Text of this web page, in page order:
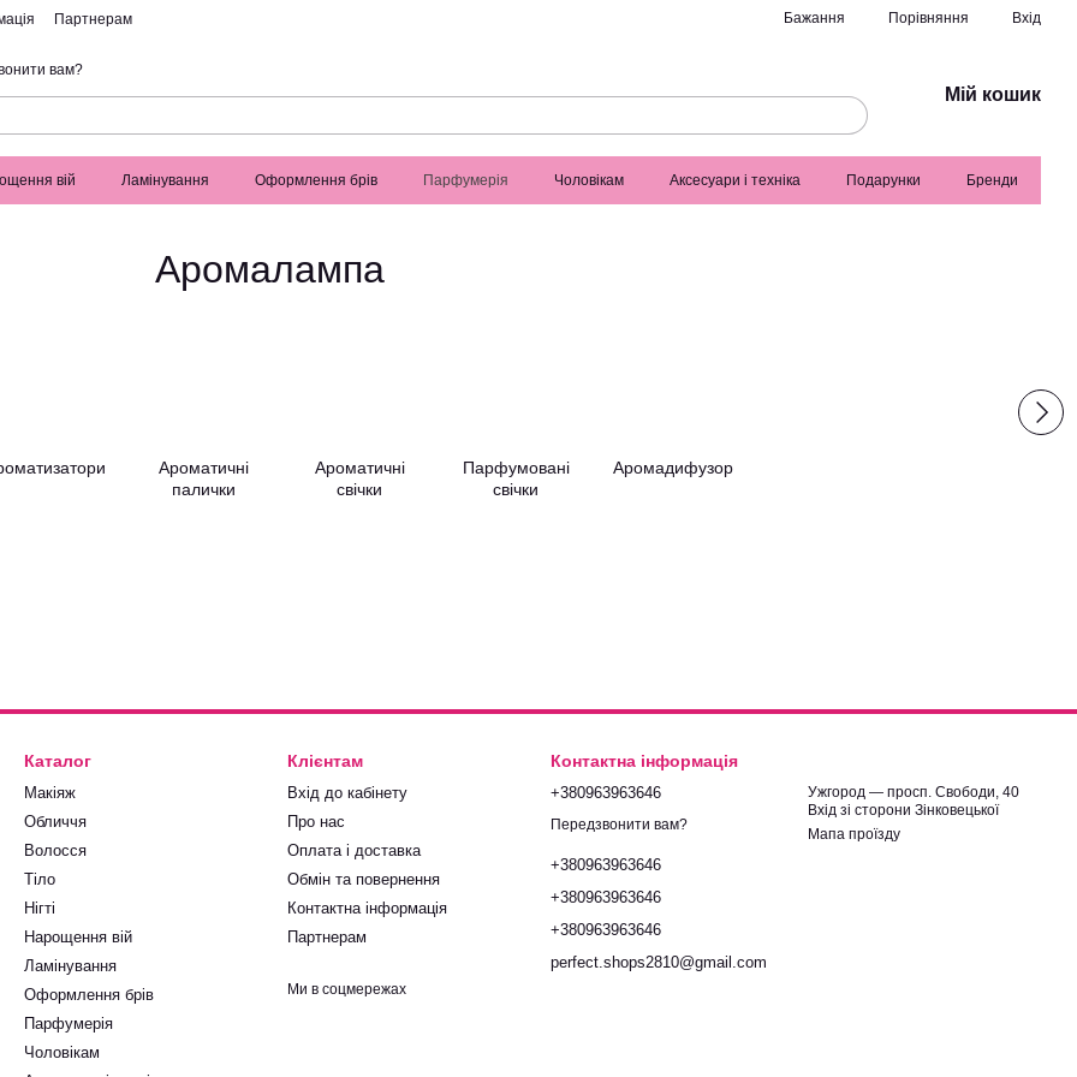
Партнерам Бажання Порівняння Вхід
вам?
Мій кошик
вій Ламінування Оформлення брів Парфумерія Чоловікам Аксесуари і техніка Подарунки Бренди
Аромалампа
Ароматичні
палички
Ароматичні
свічки
Парфумовані
свічки
Аромадифузор
Каталог
Макіяж
Обличчя
Волосся
Тіло
Нігті
Нарощення вій
Ламінування
Оформлення брів
Парфумерія
Чоловікам
Клієнтам
Вхід до кабінету
Про нас
Оплата і доставка
Обмін та повернення
Контактна інформація
Партнерам
Ми в соцмережах
Контактна інформація
+380963963646
Передзвонити вам?
+380963963646
+380963963646
+380963963646
perfect.shops2810@gmail.com
Ужгород — просп. Свободи, 40
Вхід зі сторони Зінковецької
Мапа проїзду